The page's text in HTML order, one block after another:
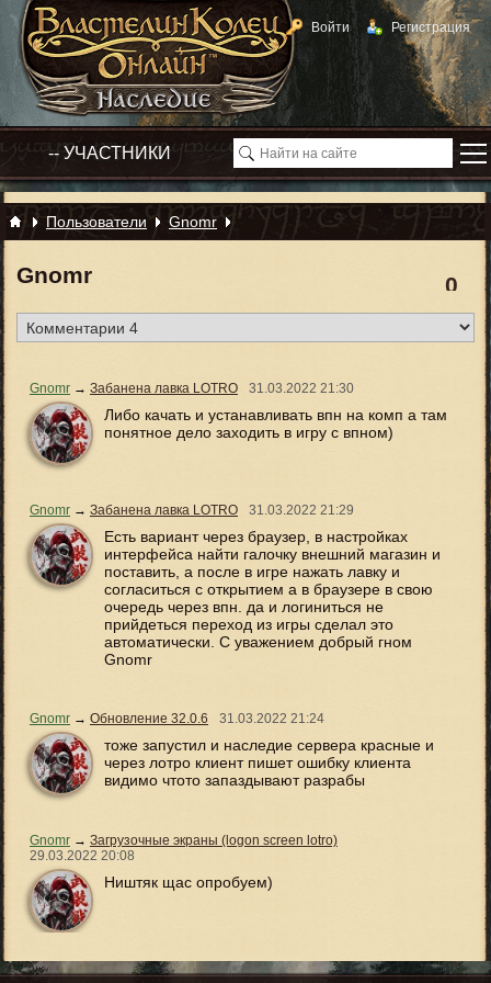
Войти Регистрация
Пользователи Gnomr
0
Gnomr
Gnomr → Забанена лавка LOTRO 31.03.2022 21:30
Либо качать и устанавливать впн на комп а там
понятное дело заходить в игру с впном)
Gnomr → Забанена лавка LOTRO 31.03.2022 21:29
Есть вариант через браузер, в настройках
интерфейса найти галочку внешний магазин и
поставить, а после в игре нажать лавку и
согласиться с открытием а в браузере в свою
очередь через впн. да и логиниться не
прийдеться переход из игры сделал это
автоматически. С уважением добрый гном
Gnomr
Gnomr → Обновление 32.0.6 31.03.2022 21:24
тоже запустил и наследие сервера красные и
через лотро клиент пишет ошибку клиента
видимо чтото запаздывают разрабы
Gnomr → Загрузочные экраны (logon screen lotro)
29.03.2022 20:08
Ништяк щас опробуем)